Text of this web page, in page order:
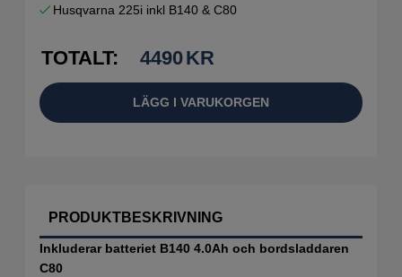
Husqvarna 225i inkl B140 & C80
TOTALT: 4490KR
LÄGG I VARUKORGEN
PRODUKTBESKRIVNING
Inkluderar batteriet B140 4.0Ah och bordsladdaren
C80